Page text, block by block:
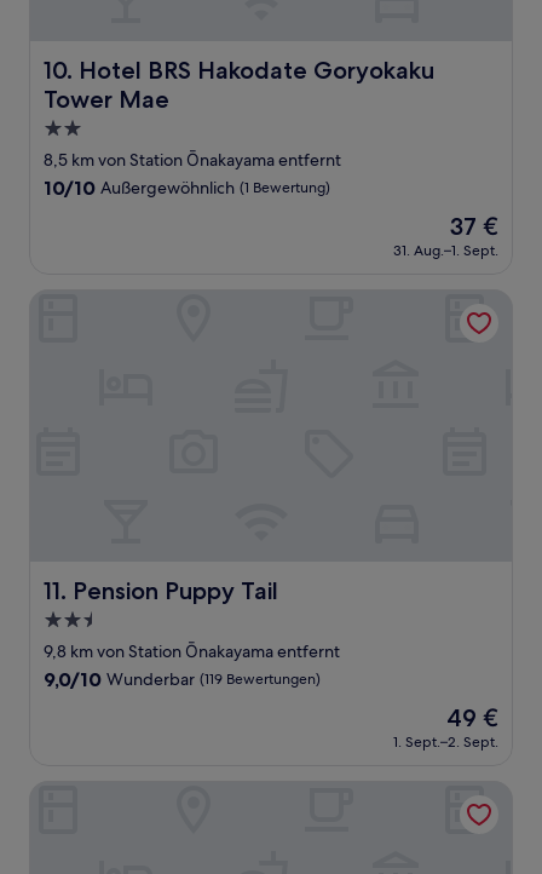
10. Hotel BRS Hakodate Goryokaku
Tower Mae
Hotel BRS Hakodate Goryokaku Tower Mae
2.0-
Sterne-
Unterkunft
8,5 km von Station Ōnakayama entfernt
10.0
Bewertung)
10/10 Außergewöhnlich (1 Bewertung)
Der
Preis
beträgt
37 €
31. Aug.–1. Sept.
11. Pension Puppy Tail
Pension Puppy Tail
2.5-
Sterne-
Unterkunft
9,8 km von Station Ōnakayama entfernt
9.0
Bewertungen)
9,0/10 Wunderbar (119 Bewertungen)
Der
Preis
beträgt
49 €
1. Sept.–2. Sept.